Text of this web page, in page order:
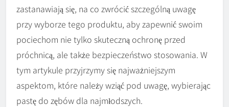
zastanawiają się, na co zwrócić szczególną uwagę
przy wyborze tego produktu, aby zapewnić swoim
pociechom nie tylko skuteczną ochronę przed
próchnicą, ale także bezpieczeństwo stosowania. W
tym artykule przyjrzymy się najważniejszym
aspektom, które należy wziąć pod uwagę, wybierając
pastę do zębów dla najmłodszych.